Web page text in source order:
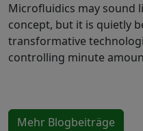
Microfluidics may sound
concept, but it is quietly
transformative
controlling minute
Mehr Blogbeiträge